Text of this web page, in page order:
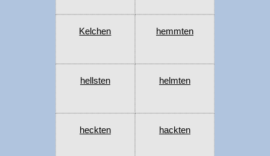
Kelchen hemmten
hellsten helmten
heckten hackten